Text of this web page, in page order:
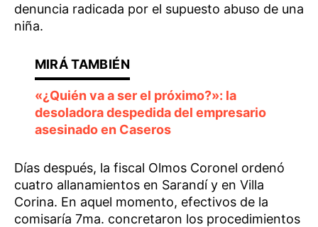
denuncia radicada por el supuesto abuso de una
niña.
«¿Quién va a ser el próximo?»: la
desoladora despedida del empresario
asesinado en Caseros
Días después, la fiscal Olmos Coronel ordenó
cuatro allanamientos en Sarandí y en Villa
Corina. En aquel momento, efectivos de la
comisaría 7ma. concretaron los procedimientos